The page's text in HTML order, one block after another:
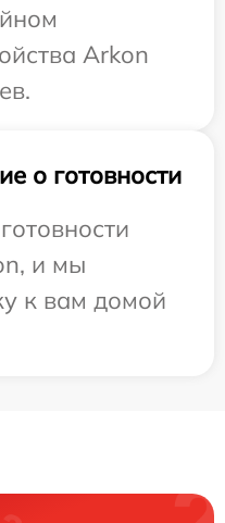
Arkon
о готовности
и мы
к вам домой